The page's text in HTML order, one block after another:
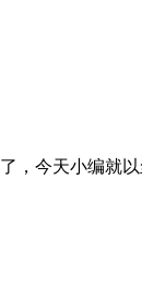
，今天小编就